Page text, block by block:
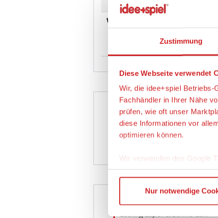
Zustimmung
Diese Webseite verwendet
Wir, die idee+spiel Betriebs-
Fachhändler in Ihrer Nähe
prüfen, wie oft unser
diese Informationen vor
optimieren können.
Wir verwenden den Google
finden Sie in unserer
der Europäischen
Nur notwendige
Warnhinweise
da
Empfänger